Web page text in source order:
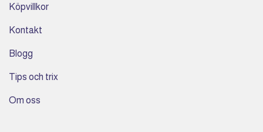
Köpvillkor
Kontakt
Blogg
Tips och trix
Om oss